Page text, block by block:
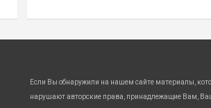
Если Вы обнаружили на нашем сайте материалы,
нарушают авторские права, принадлежащие Вам,